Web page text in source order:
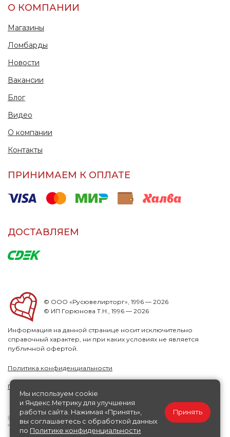
О КОМПАНИИ
Магазины
Ломбарды
Новости
Вакансии
Блог
Видео
О компании
Контакты
ПРИНИМАЕМ К ОПЛАТЕ
ДОСТАВЛЯЕМ
© ООО «Русювелирторг», 1996 — 2026
© ИП Горюнова Т.Н., 1996 — 2026
Информация на данной странице носит исключительно
справочный характер, ни при каких условиях не является
публичной офертой.
Политика конфиденциальности
Публичная офера
Мы используем cookie
и Яндекс.Метрику для улучшения
работы сайта. Нажимая «Принять»,
вы соглашаетесь с обработкой данных
по Политике конфиденциальности
Принять